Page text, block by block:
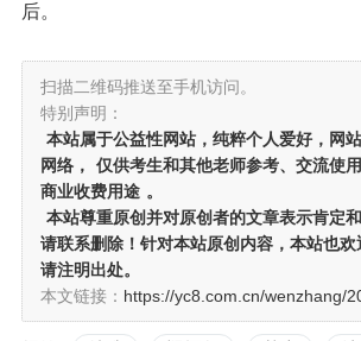
后。
扫描二维码推送至手机访问。
特别声明：
本站属于公益性网站，纯粹个人爱好，网
网络，
仅供考生和其他老师参考、交流使
商业收费用途 。
本站尊重原创并对原创者的文章表示肯定
请联系删除！针对本站原创内容，本站也
请注明出处。
本文链接： https://yc8.com.cn/wenzhang/